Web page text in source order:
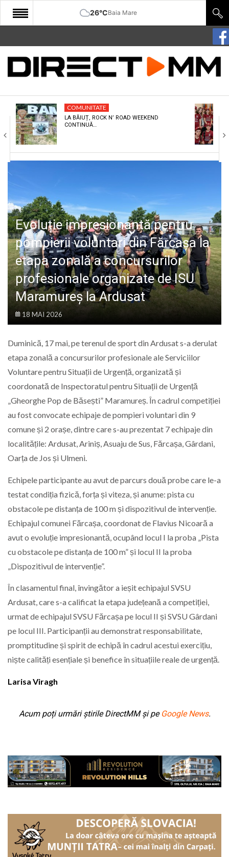
26°CBaia Mare
START
COMUNITATE
CULTURA
ECONOMIE
SANATATE
SPECIAL
POLITIC
LIFE
COMUNITATE
LA BĂIUȚ, ROCK N’ ROAD WEEKEND
CONTINUĂ…
Evoluție impresionantă pentru
pompierii voluntari din Fărcașa la
etapa zonală a concursurilor
profesionale organizate de ISU
Maramureș la Ardusat
18 MAI 2026
Duminică, 17 mai, pe terenul de sport din Ardusat s-a derulat
etapa zonală a concursurilor profesionale ale Serviciilor
Voluntare pentru Situații de Urgență, organizată și
coordonată de Inspectoratul pentru Situații de Urgență
„Gheorghe Pop de Băsești” Maramureș. În cadrul competiției
au fost convocate echipaje de pompieri voluntari din 9
comune și 2 orașe, dintre care s-au prezentat 7 echipaje din
localitățile: Ardusat, Ariniș, Asuaju de Sus, Fărcașa, Gârdani,
Oarța de Jos și Ulmeni.
Echipele participante au avut de parcurs două probe care le-a
testat condiția fizică, forța și viteza, și anume: pista cu
obstacole pe distanța de 100 m și dispozitivul de intervenție.
Echipajul comunei Fărcașa, coordonat de Flavius Nicoară a
avut o evoluție impresionantă, ocupând locul I la proba „Pista
cu obstacole pe distanța de 100 m” și locul II la proba
„Dispozitivul de intervenție”.
În clasamentul final, învingător a ieșit echipajul SVSU
Ardusat, care s-a calificat la etapa județeană a competiției,
urmat de echipajul SVSU Fărcașa pe locul II și SVSU Gârdani
pe locul III. Participanții au demonstrat responsabilitate,
promptitudine și spirit de echipă în cadrul acestui exercițiu,
niște calități esențiale și benefice în situațiile reale de urgență.
Larisa Viragh
Acum poți urmări știrile DirectMM și pe Google News.